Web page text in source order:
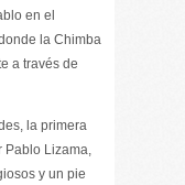
en el
la Chimba
a través de
la primera
Pablo Lizama,
y un pie